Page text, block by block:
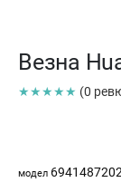
Везна
★★★★★ (0
модел